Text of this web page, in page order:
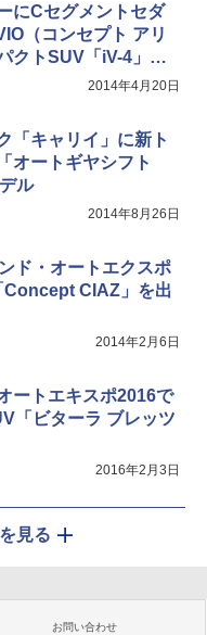
にCセグメントセダ
（コンセプト アリ
クトSUV「iV-4」を
2014年4月20日
「キャリイ」に新ト
オートギヤシフト
ル
2014年8月26日
ド・オートエクスポ
Concept CIAZ」を出
2014年2月6日
ートエキスポ2016で
「ビターラ ブレッツ
2016年2月3日
見る
お問い合わせ